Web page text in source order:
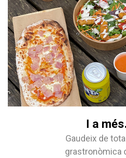
I a
Gaudeix de
grastronòmica